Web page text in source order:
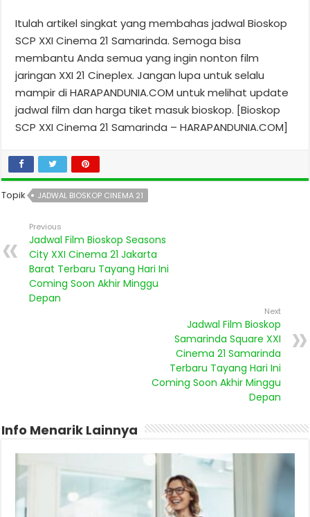
Itulah artikel singkat yang membahas jadwal Bioskop
SCP XXI Cinema 21 Samarinda. Semoga bisa
membantu Anda semua yang ingin nonton film
jaringan XXI 21 Cineplex. Jangan lupa untuk selalu
mampir di HARAPANDUNIA.COM untuk melihat update
jadwal film dan harga tiket masuk bioskop. [Bioskop
SCP XXI Cinema 21 Samarinda – HARAPANDUNIA.COM]
Topik JADWAL BIOSKOP CINEMA 21
Previous
Jadwal Film Bioskop Seasons
City XXI Cinema 21 Jakarta
Barat Terbaru Tayang Hari Ini
Coming Soon Akhir Minggu
Depan
Next
Jadwal Film Bioskop
Samarinda Square XXI
Cinema 21 Samarinda
Terbaru Tayang Hari Ini
Coming Soon Akhir Minggu
Depan
Info Menarik Lainnya